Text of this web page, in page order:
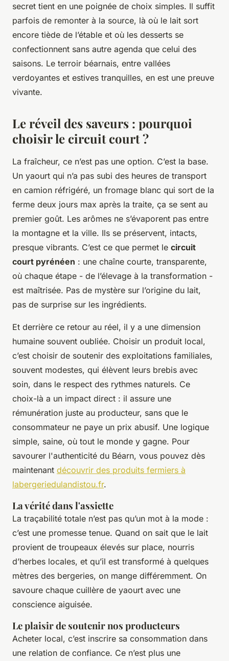
secret tient en une poignée de choix simples. Il suffit
parfois de remonter à la source, là où le lait sort
encore tiède de l’étable et où les desserts se
confectionnent sans autre agenda que celui des
saisons. Le terroir béarnais, entre vallées
verdoyantes et estives tranquilles, en est une preuve
vivante.
Le réveil des saveurs : pourquoi
choisir le circuit court ?
La fraîcheur, ce n’est pas une option. C’est la base.
Un yaourt qui n’a pas subi des heures de transport
en camion réfrigéré, un fromage blanc qui sort de la
ferme deux jours max après la traite, ça se sent au
premier goût. Les arômes ne s’évaporent pas entre
la montagne et la ville. Ils se préservent, intacts,
presque vibrants. C’est ce que permet le circuit
court pyrénéen : une chaîne courte, transparente,
où chaque étape - de l’élevage à la transformation -
est maîtrisée. Pas de mystère sur l’origine du lait,
pas de surprise sur les ingrédients.
Et derrière ce retour au réel, il y a une dimension
humaine souvent oubliée. Choisir un produit local,
c’est choisir de soutenir des exploitations familiales,
souvent modestes, qui élèvent leurs brebis avec
soin, dans le respect des rythmes naturels. Ce
choix-là a un impact direct : il assure une
rémunération juste au producteur, sans que le
consommateur ne paye un prix abusif. Une logique
simple, saine, où tout le monde y gagne. Pour
savourer l'authenticité du Béarn, vous pouvez dès
maintenant découvrir des produits fermiers à
labergeriedulandistou.fr.
La vérité dans l'assiette
La traçabilité totale n’est pas qu’un mot à la mode :
c’est une promesse tenue. Quand on sait que le lait
provient de troupeaux élevés sur place, nourris
d’herbes locales, et qu’il est transformé à quelques
mètres des bergeries, on mange différemment. On
savoure chaque cuillère de yaourt avec une
conscience aiguisée.
Le plaisir de soutenir nos producteurs
Acheter local, c’est inscrire sa consommation dans
une relation de confiance. Ce n’est plus une